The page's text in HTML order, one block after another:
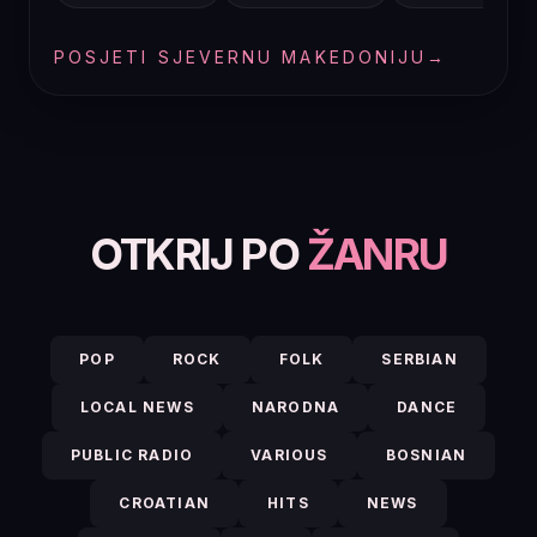
POSJETI SJEVERNU MAKEDONIJU →
OTKRIJ POŽANRU
POP ROCK FOLK SERBIAN
LOCAL NEWS NARODNA DANCE
PUBLIC RADIO VARIOUS BOSNIAN
CROATIAN HITS NEWS